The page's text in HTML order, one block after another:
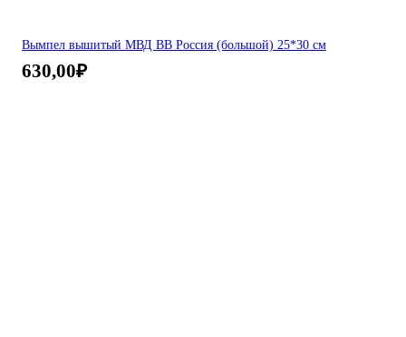
Вымпел вышитый МВД ВВ Россия (большой) 25*30 см
630,00₽